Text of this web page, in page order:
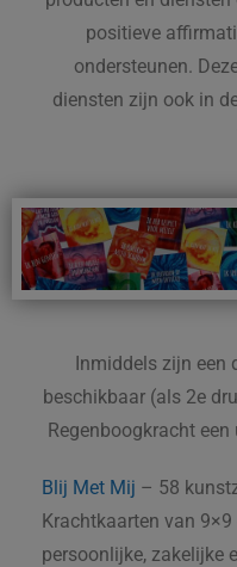
positieve
ondersteunen.
diensten zijn ook in
Inmiddels zijn een
beschikbaar (als 2e
Regenboogkracht
Blij Met Mij – 58
Krachtkaarten van
persoonlijke, zakelijke